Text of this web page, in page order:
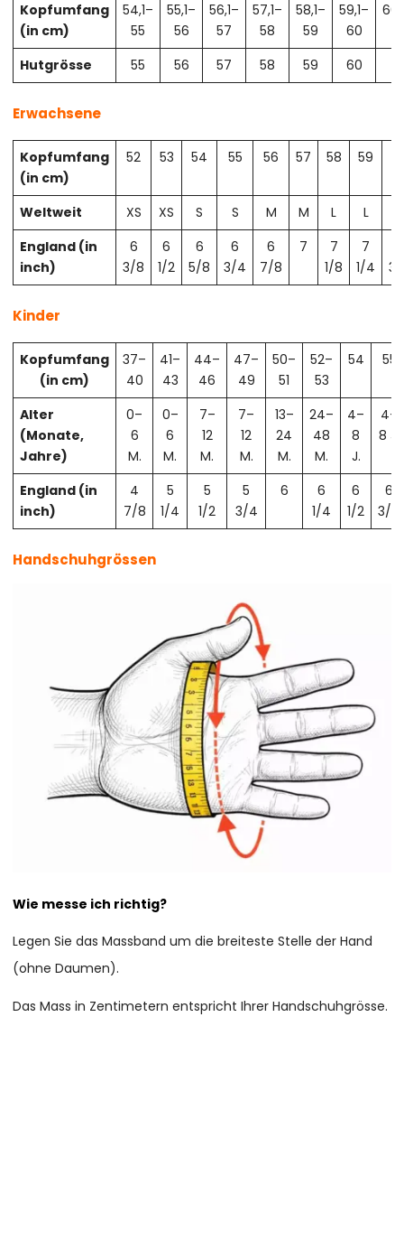
Kopfumfang
(in cm)
54,1–
55
55,1–
56
56,1–
57
57,1–
58
58,1–
59
59,1–
60
Hutgrösse
55 56 57 58 59 60
Erwachsene
Kopfumfang
(in cm)
52 53 54 55 56 57 58 59
Weltweit XS XS S S M M L L
England (in
inch)
6
3/8
6
1/2
6
5/8
6
3/4
6
7/8
7
7
1/8
7
1/4
Kinder
Kopfumfang
(in cm)
37–
40
41–
43
44–
46
47–
49
50–
51
52–
53
54 55
Alter
(Monate,
Jahre)
0–
6
M.
0–
6
M.
7–
12
M.
7–
12
M.
13–
24
M.
24–
48
M.
4–
8
J.
4–
8 J.
England (in
inch)
4
7/8
5
1/4
5
1/2
5
3/4
6
6
1/4
6
1/2
6
3/4
Handschuhgrössen
Wie messe ich richtig?
Legen Sie das Massband um die breiteste Stelle der Hand
(ohne Daumen).
Das Mass in Zentimetern entspricht Ihrer Handschuhgrösse.